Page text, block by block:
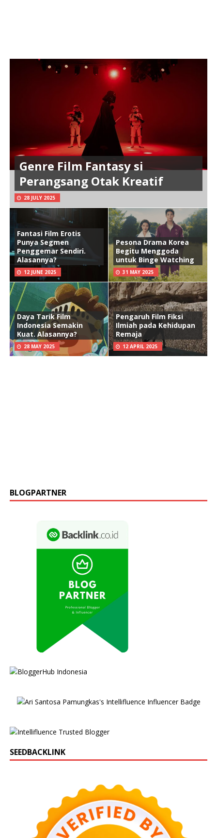
Genre Film Fantasy si
Perangsang Otak Kreatif
28 JULY 2025
Fantasi Film Erotis
Punya Segmen
Penggemar Sendiri.
Alasannya?
12 JUNE 2025
Pesona Drama Korea
Begitu Menggoda
untuk Binge Watching
31 MAY 2025
Daya Tarik Film
Indonesia Semakin
Kuat. Alasannya?
28 MAY 2025
Pengaruh Film Fiksi
Ilmiah pada Kehidupan
Remaja
12 APRIL 2025
BLOGPARTNER
SEEDBACKLINK